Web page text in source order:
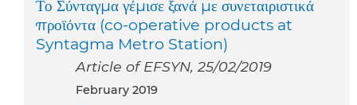
Το Σύνταγμα γέμισε ξανά με συνεταιριστικά
προϊόντα (co-operative products at
Syntagma Metro Station)
Article of EFSYN, 25/02/2019
February 2019